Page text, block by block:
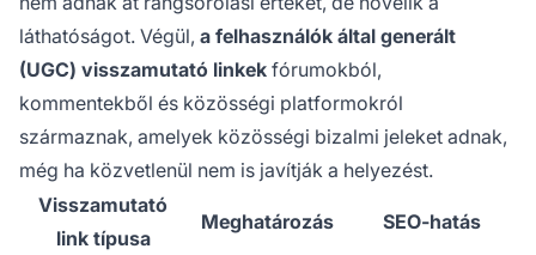
láthatóságot. Végül, a felhasználók által generált
(UGC) visszamutató linkek fórumokból,
kommentekből és közösségi platformokról
származnak, amelyek közösségi bizalmi jeleket adnak,
még ha közvetlenül nem is javítják a helyezést.
Visszamutató
link típusa
Meghatározás SEO-hatás